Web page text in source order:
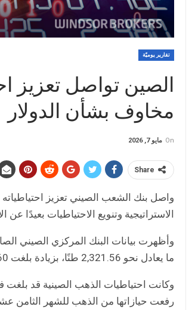
تقارير يوميّة
الصين تواصل تعزيز
مخاوف بشأن الدولار
On مايو 7, 2026
Share
واصل بنك الشعب الصيني تعزيز
الاستراتيجية وتنويع الاحتياطيات بعيدًا عن
ما يعادل نحو 2,321.56 طنًا، بزيادة بلغت 260 ألف أوقية أو حوالي 8.09 أطنان مقارنة بالشهر السابق
رفعت حيازاتها من الذهب للشهر الثامن